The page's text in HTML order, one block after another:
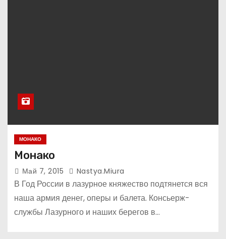
МОНАКО
Монако
Май 7, 2015 Nastya.miura
В Год России в лазурное княжество подтянется вся
наша армия денег, оперы и балета. Консьерж-
службы Лазурного и наших берегов в…